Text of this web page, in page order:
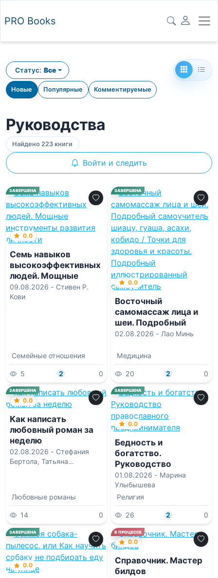
PRO Books
Новые Популярные Комментируемые
Статус: Все
Руководства
Найдено 223 книги
Войти и следить
ЗАВЕРШЕНА
0.0
Семь навыков
высокоэффективных
людей. Мощные
инструменты
развития личности
09.08.2026 - Стивен Р.
Кови
Семейные отношения
5 2 0
ЗАВЕРШЕНА
0.0
Восточный
самомассаж лица и
шеи. Подробный
самоучитель шиацу,
/ Точки для здоровья
и красоты.
Подробный
иллюстрированный
самоучитель
02.08.2026 - Лао Минь
Медицина
20 2 0
ЗАВЕРШЕНА
0.0
Как написать
любовный роман за
неделю
02.08.2026 - Стефания
Бертола, Татьяна
Любовные романы
14 0
ЗАВЕРШЕНА
0.0
Бедность и
богатство.
Руководство
православного
предпринимателя
01.08.2026 - Марина
Улыбышева
Религия
26 2 0
ЗАВЕРШЕНА
0.0
В ПРОЦЕССЕ
0.0
Справочник. Мастер
билдов